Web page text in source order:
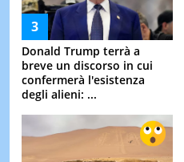
Donald Trump terrà a
breve un discorso in cui
confermerà l'esistenza
degli alieni: ...